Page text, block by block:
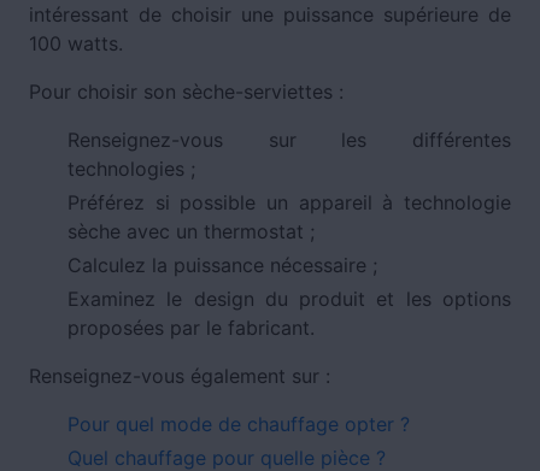
intéressant de choisir une puissance supérieure de
100 watts.
Pour choisir son sèche-serviettes :
Renseignez-vous sur les différentes
technologies ;
Préférez si possible un appareil à technologie
sèche avec un thermostat ;
Calculez la puissance nécessaire ;
Examinez le design du produit et les options
proposées par le fabricant.
Renseignez-vous également sur :
Pour quel mode de chauffage opter ?
Quel chauffage pour quelle pièce ?